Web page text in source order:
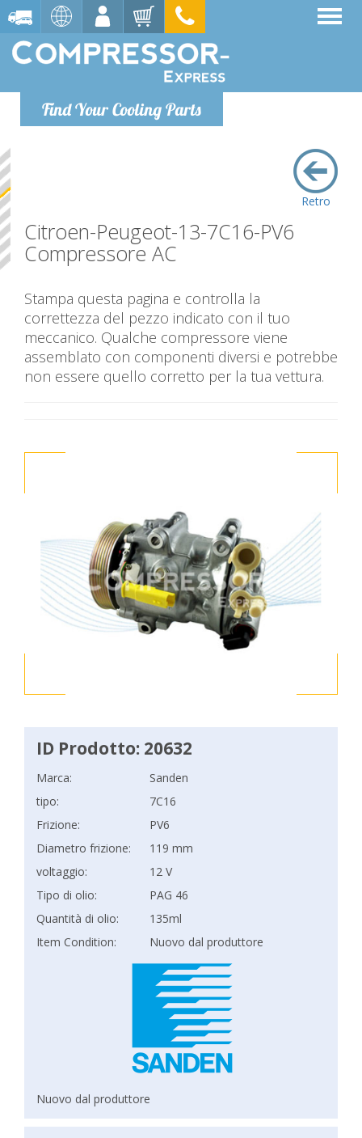
Find Your Cooling Parts
Retro
Citroen-Peugeot-13-7C16-PV6
Compressore AC
Stampa questa pagina e controlla la
correttezza del pezzo indicato con il tuo
meccanico. Qualche compressore viene
assemblato con componenti diversi e potrebbe
non essere quello corretto per la tua vettura.
ID Prodotto: 20632
Marca:
Sanden
tipo:
7C16
Frizione:
PV6
Diametro frizione:
119 mm
voltaggio:
12 V
Tipo di olio:
PAG 46
Quantità di olio:
135ml
Item Condition:
Nuovo dal produttore
Nuovo dal produttore